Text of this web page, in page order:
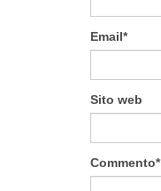
Email*
Sito web
Commento*